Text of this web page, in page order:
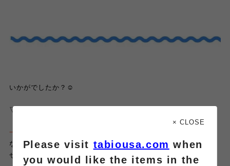
いかがでしたか？ ☺️
▽
一足より送料無料
なんと アプリポイントも 倍◎
ぜひご利用くださいませ ♪
× CLOSE
Please visit tabiousa.com when
you would like the items in the